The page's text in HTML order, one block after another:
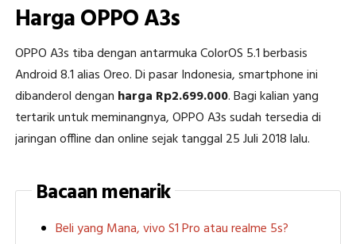
Harga OPPO A3s
OPPO A3s tiba dengan antarmuka ColorOS 5.1 berbasis
Android 8.1 alias Oreo. Di pasar Indonesia, smartphone ini
dibanderol dengan harga Rp2.699.000. Bagi kalian yang
tertarik untuk meminangnya, OPPO A3s sudah tersedia di
jaringan offline dan online sejak tanggal 25 Juli 2018 lalu.
Bacaan menarik
Beli yang Mana, vivo S1 Pro atau realme 5s?